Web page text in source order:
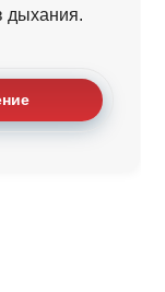
дыхания.